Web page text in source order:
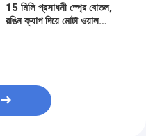
15 মিলি প্রসাধনী স্প্রে বোতল,
রঙিন ক্যাপ দিয়ে মোটা ওয়াল